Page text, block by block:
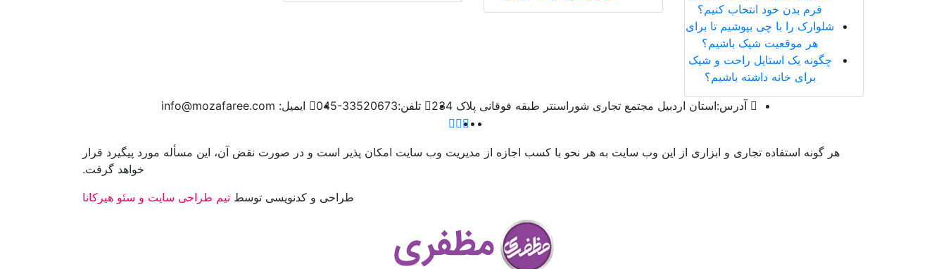
فرم بدن خود انتخاب کنیم؟
شلوارک را با چی بپوشیم تا برای
هر موقعیت شیک باشیم؟
چگونه یک استایل راحت و شیک
برای خانه داشته باشیم؟
آدرس:استان اردبیل مجتمع تجاری شوراسنتر طبقه فوقانی پلاک 234 تلفن:045-33520673 ایمیل:
هر گونه استفاده تجاری و ابزاری از این وب سایت به هر نحو با کسب اجازه از مدیریت وب سایت امکان پذیر است و در صورت نقض آن، این مسأله مورد پیگیرد قرار
خواهد گرفت.
طراحی و کدنویسی توسط تیم طراحی سایت و سئو هیرکانا